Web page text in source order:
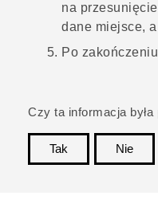
na
dane miejsce,
Po
Czy ta informacja była
Tak
Nie